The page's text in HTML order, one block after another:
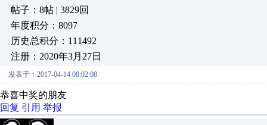
帖子：8帖 | 3829回
年度积分：8097
历史总积分：111492
注册：2020年3月27日
发表于：2017-04-14 08:02:08
恭喜中奖的朋友
回复 引用 举报